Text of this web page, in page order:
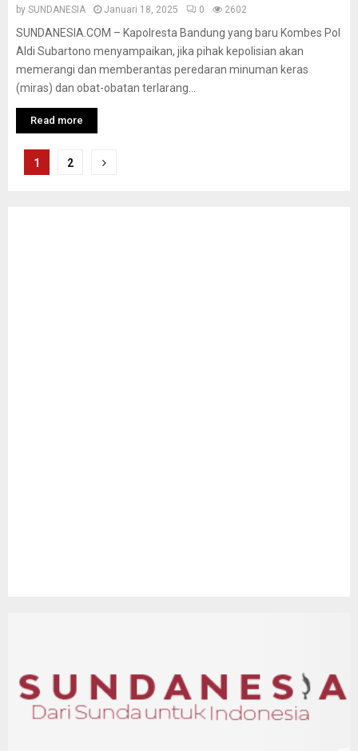
by SUNDANESIA Januari 18, 2025 0 2602
SUNDANESIA.COM – Kapolresta Bandung yang baru Kombes Pol
Aldi Subartono menyampaikan, jika pihak kepolisian akan
memerangi dan memberantas peredaran minuman keras
(miras) dan obat-obatan terlarang...
Read more
Navigasi
1 2